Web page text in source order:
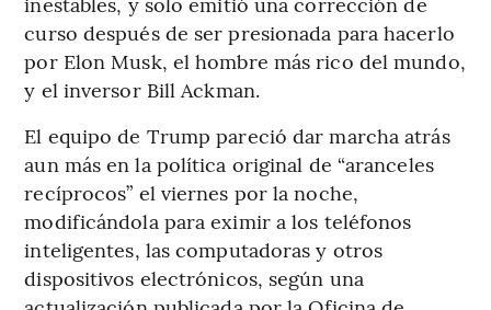
curso después de ser presionada para hacerlo
por Elon Musk, el hombre más rico del mundo,
y el inversor Bill Ackman.
El equipo de Trump pareció dar marcha atrás
aun más en la política original de “aranceles
recíprocos” el viernes por la noche,
modificándola para eximir a los teléfonos
inteligentes, las computadoras y otros
dispositivos electrónicos, según una